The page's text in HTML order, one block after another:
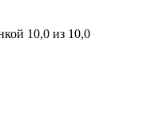
10,0 из 10,0